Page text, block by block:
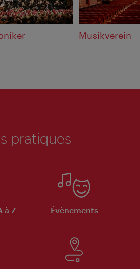
Musikverein
pratiques
à Z Évènements